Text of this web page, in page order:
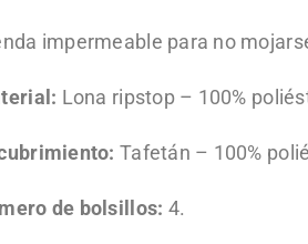
impermeable para no
Lona ripstop – 100%
Tafetán – 100%
de bolsillos: 4.